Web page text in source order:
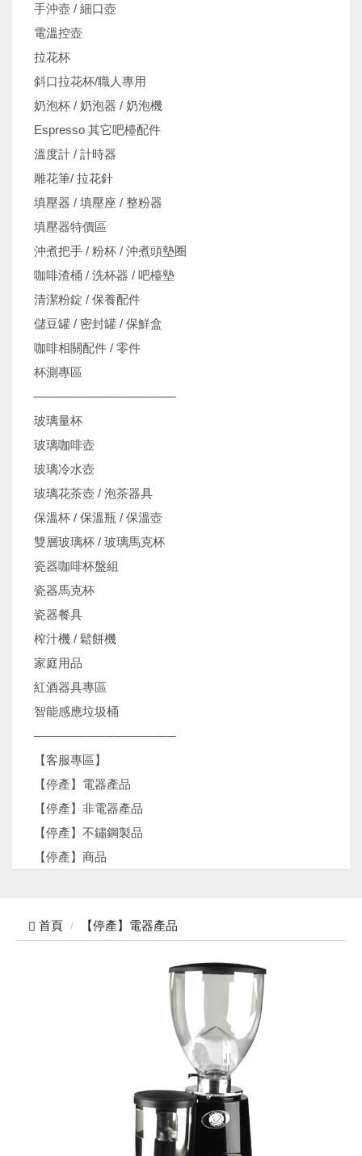
手沖壺 / 細口壺
電溫控壺
拉花杯
斜口拉花杯/職人專用
奶泡杯 / 奶泡器 / 奶泡機
Espresso 其它吧檯配件
溫度計 / 計時器
雕花筆/ 拉花針
填壓器 / 填壓座 / 整粉器
填壓器特價區
沖煮把手 / 粉杯 / 沖煮頭墊圈
咖啡渣桶 / 洗杯器 / 吧檯墊
清潔粉錠 / 保養配件
儲豆罐 / 密封罐 / 保鮮盒
咖啡相關配件 / 零件
杯測專區
────────────────
玻璃量杯
玻璃咖啡壺
玻璃冷水壺
玻璃花茶壺 / 泡茶器具
保溫杯 / 保溫瓶 / 保溫壺
雙層玻璃杯 / 玻璃馬克杯
瓷器咖啡杯盤組
瓷器馬克杯
瓷器餐具
榨汁機 / 鬆餅機
家庭用品
紅酒器具專區
智能感應垃圾桶
────────────────
【客服專區】
【停產】電器產品
【停產】非電器產品
【停產】不鏽鋼製品
【停產】商品
首頁 【停產】電器產品